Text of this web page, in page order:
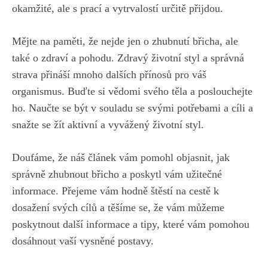
okamžité, ‌ale s prací a vytrvalostí určitě přijdou.
Mějte na paměti, že nejde jen o zhubnutí břicha, ale
také o zdraví⁣ a pohodu. Zdravý životní styl a správná
strava přináší mnoho dalších přínosů pro váš
organismus. Buďte‌ si vědomi svého těla a​ poslouchejte
ho. Naučte se⁢ být ‌v souladu se svými potřebami a cíli ⁤a
⁣snažte se žít aktivní a vyvážený životní styl.
Doufáme, že náš článek vám pomohl objasnit, jak
⁢správně zhubnout břicho a poskytl vám užitečné
informace. Přejeme vám hodně⁢ štěstí na cestě k
dosažení​ svých cílů a těšíme se,⁢ že vám můžeme
poskytnout další informace a tipy, které vám pomohou
dosáhnout⁤ vaší ‌vysněné postavy.